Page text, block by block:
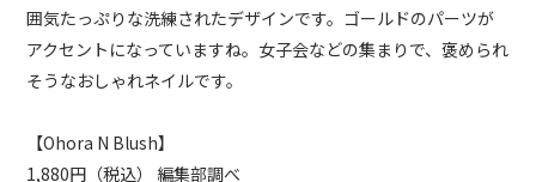
囲気たっぷりな洗練されたデザインです。ゴールドのパーツが
アクセントになっていますね。女子会などの集まりで、褒められ
そうなおしゃれネイルです。
【Ohora N Blush】
1,880円（税込） 編集部調べ